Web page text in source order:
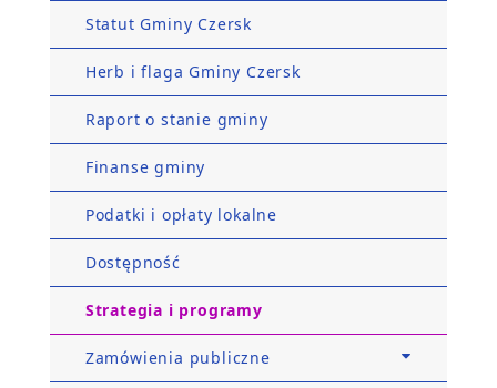
Statut Gminy Czersk
Herb i flaga Gminy Czersk
Raport o stanie gminy
Finanse gminy
Podatki i opłaty lokalne
Dostępność
Strategia i programy
Zamówienia publiczne